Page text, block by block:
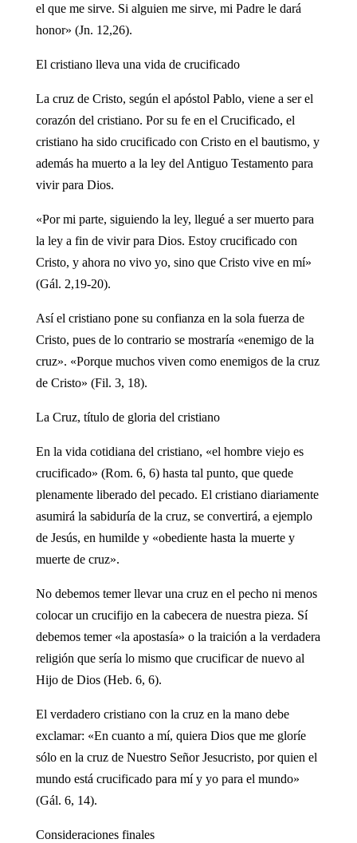
el que me sirve. Si alguien me sirve, mi Padre le dará
honor» (Jn. 12,26).
El cristiano lleva una vida de crucificado
La cruz de Cristo, según el apóstol Pablo, viene a ser el
corazón del cristiano. Por su fe en el Crucificado, el
cristiano ha sido crucificado con Cristo en el bautismo, y
además ha muerto a la ley del Antiguo Testamento para
vivir para Dios.
«Por mi parte, siguiendo la ley, llegué a ser muerto para
la ley a fin de vivir para Dios. Estoy crucificado con
Cristo, y ahora no vivo yo, sino que Cristo vive en mí»
(Gál. 2,19-20).
Así el cristiano pone su confianza en la sola fuerza de
Cristo, pues de lo contrario se mostraría «enemigo de la
cruz». «Porque muchos viven como enemigos de la cruz
de Cristo» (Fil. 3, 18).
La Cruz, título de gloria del cristiano
En la vida cotidiana del cristiano, «el hombre viejo es
crucificado» (Rom. 6, 6) hasta tal punto, que quede
plenamente liberado del pecado. El cristiano diariamente
asumirá la sabiduría de la cruz, se convertirá, a ejemplo
de Jesús, en humilde y «obediente hasta la muerte y
muerte de cruz».
No debemos temer llevar una cruz en el pecho ni menos
colocar un crucifijo en la cabecera de nuestra pieza. Sí
debemos temer «la apostasía» o la traición a la verdadera
religión que sería lo mismo que crucificar de nuevo al
Hijo de Dios (Heb. 6, 6).
El verdadero cristiano con la cruz en la mano debe
exclamar: «En cuanto a mí, quiera Dios que me gloríe
sólo en la cruz de Nuestro Señor Jesucristo, por quien el
mundo está crucificado para mí y yo para el mundo»
(Gál. 6, 14).
Consideraciones finales